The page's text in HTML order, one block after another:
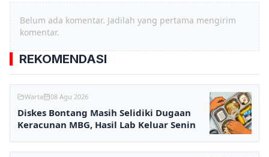
Belum ada komentar. Jadilah yang pertama mengirim
komentar.
REKOMENDASI
Warta 08 Agu 2026
Diskes Bontang Masih Selidiki Dugaan
Keracunan MBG, Hasil Lab Keluar Senin